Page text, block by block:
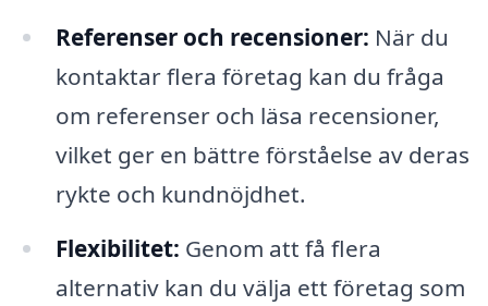
Referenser och recensioner: När du
kontaktar flera företag kan du fråga
om referenser och läsa recensioner,
vilket ger en bättre förståelse av deras
rykte och kundnöjdhet.
Flexibilitet: Genom att få flera
alternativ kan du välja ett företag som